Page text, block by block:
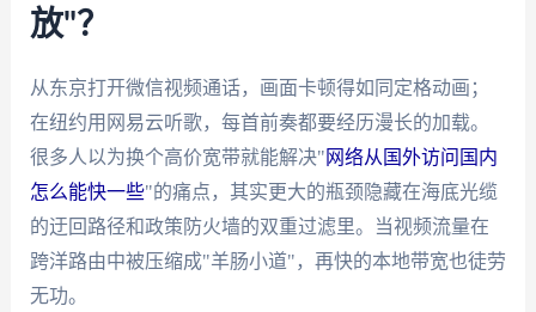
放"？
从东京打开微信视频通话，画面卡顿得如同定格动画；
在纽约用网易云听歌，每首前奏都要经历漫长的加载。
很多人以为换个高价宽带就能解决" 网络从国外访问国内
怎么能快一些"的痛点，其实更大的瓶颈隐藏在海底光缆
的迂回路径和政策防火墙的双重过滤里。当视频流量在
跨洋路由中被压缩成"羊肠小道"，再快的本地带宽也徒劳
无功。